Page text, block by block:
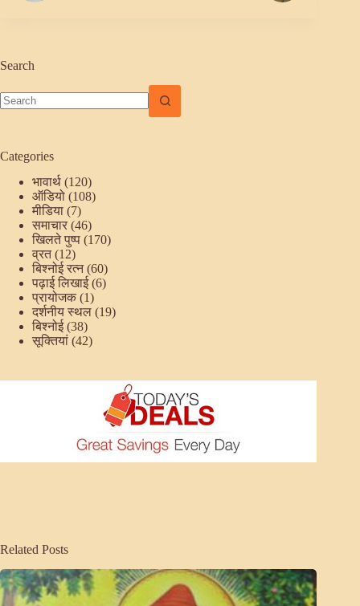
Search
Categories
भावार्थ (120)
ऑडियो (108)
मीडिया (7)
समाचार (46)
खिलते पुष्प (170)
व्रत(12)
बिश्नोई रत्न(60)
पढ़ाई लिखाई(6)
प्रायोजक (1)
दर्शनीय स्थल (19)
बिश्नोई(38)
सूक्तियां (42)
Related Posts